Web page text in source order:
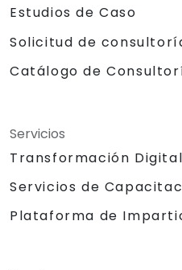
Estudios de Caso
Solicitud de
Catálogo de
Servicios
Transformación Digital
Servicios de
Plataforma de